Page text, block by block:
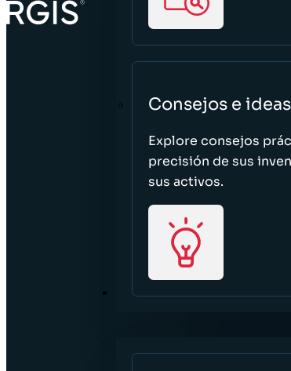
Consejos e ideas
Explore consejos
precisión de sus
sus activos.
ACERCA DE